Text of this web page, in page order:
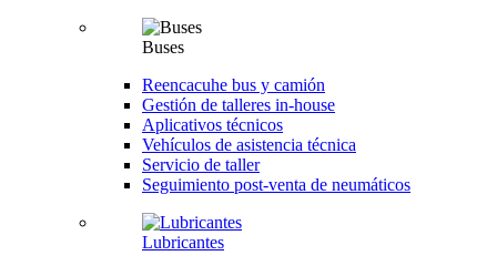
Buses
Reencacuhe bus y camión
Gestión de talleres in-house
Aplicativos técnicos
Vehículos de asistencia técnica
Servicio de taller
Seguimiento post-venta de neumáticos
Lubricantes